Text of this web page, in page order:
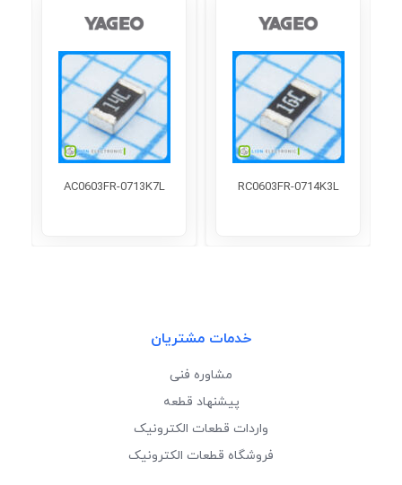
RC0603FR-0714K3L
AC0603FR-0713K7L
خدمات مشتریان
مشاوره فنی
پیشنهاد قطعه
واردات قطعات الکترونیک
فروشگاه قطعات الکترونیک